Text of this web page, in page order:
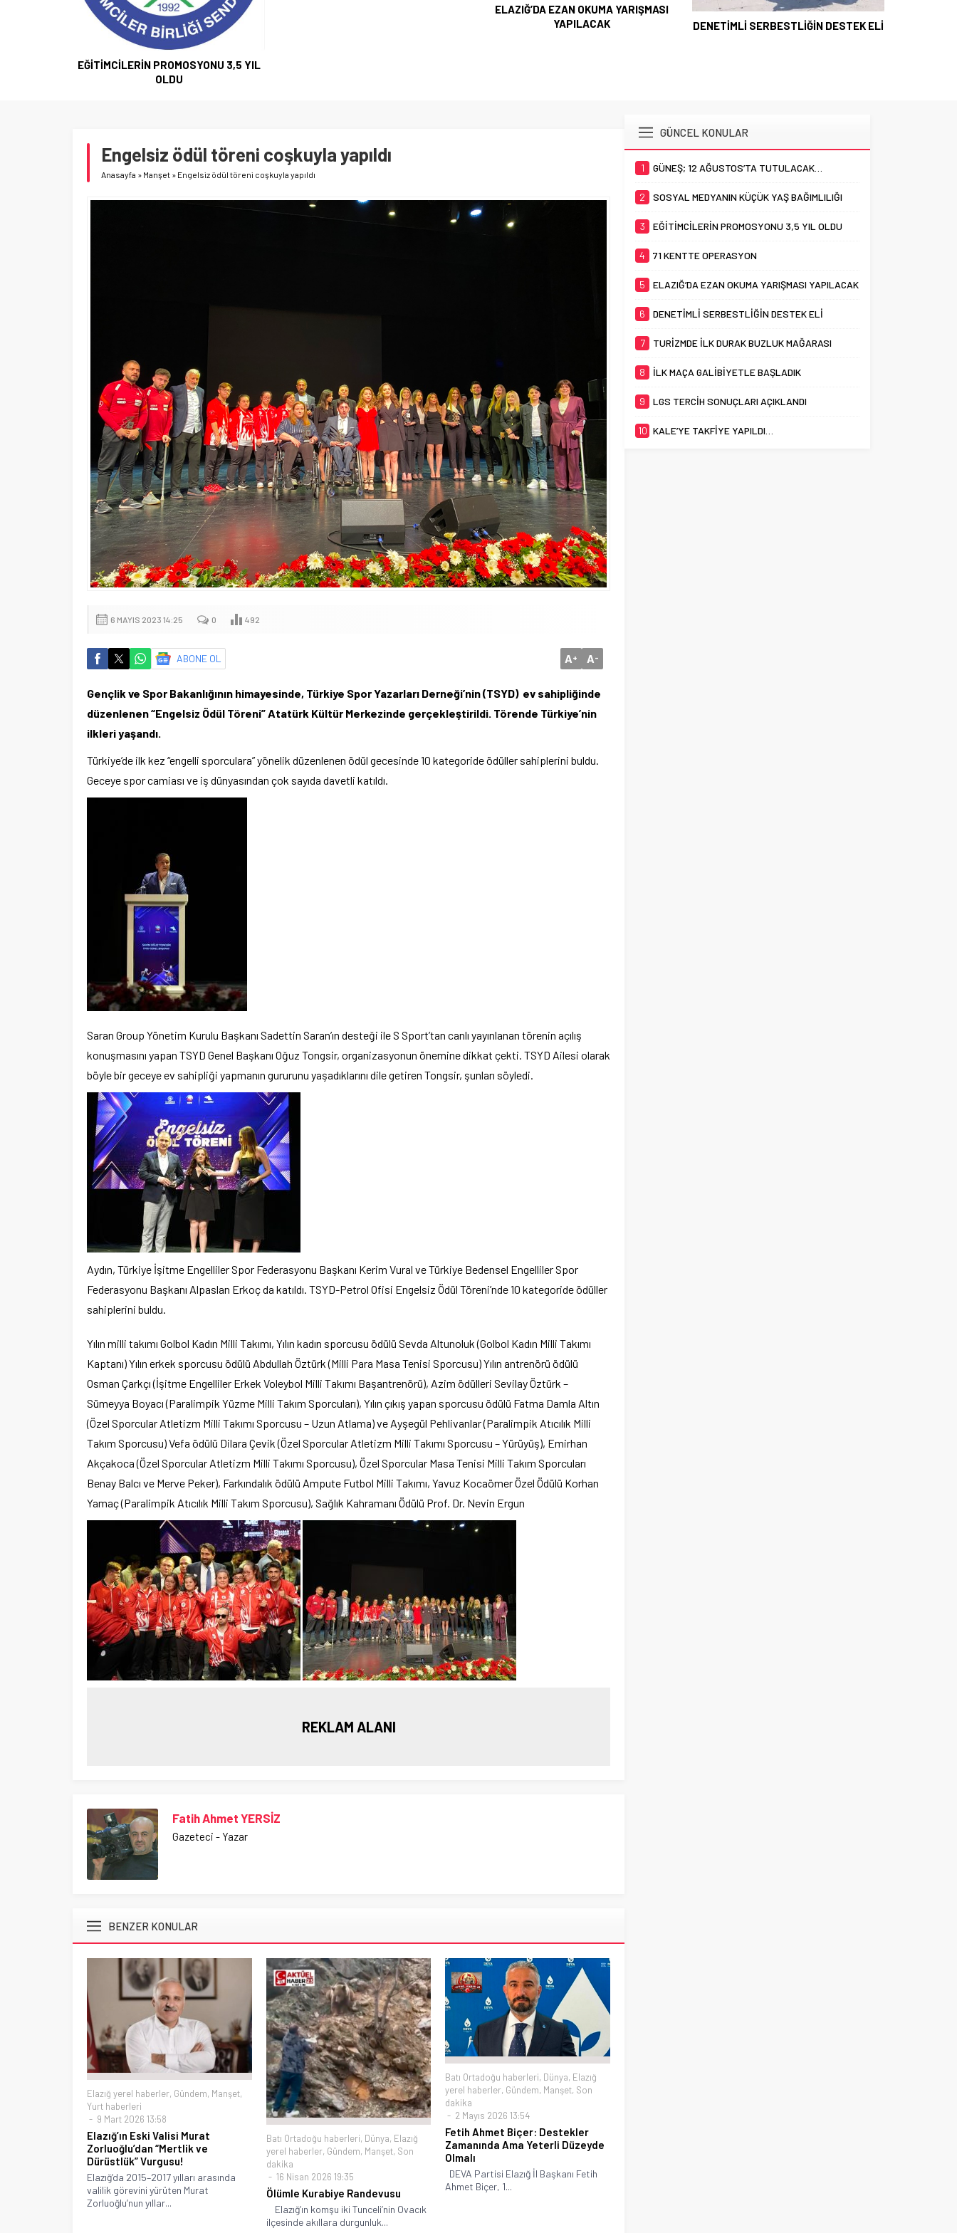
EĞİTİMCİLERİN PROMOSYONU 3,5 YIL
OLDU
ELAZIĞ’DA EZAN OKUMA YARIŞMASI
YAPILACAK
DENETİMLİ SERBESTLİĞİN DESTEK ELİ
Engelsiz ödül töreni coşkuyla yapıldı
Anasayfa » Manşet » Engelsiz ödül töreni coşkuyla yapıldı
6 MAYIS 2023 14:25 0 492
ABONE OL A+ A-
Gençlik ve Spor Bakanlığının himayesinde, Türkiye Spor Yazarları Derneği’nin (TSYD) ev sahipliğinde
düzenlenen “Engelsiz Ödül Töreni” Atatürk Kültür Merkezinde gerçekleştirildi. Törende Türkiye’nin
ilkleri yaşandı.
Türkiye’de ilk kez “engelli sporculara” yönelik düzenlenen ödül gecesinde 10 kategoride ödüller sahiplerini buldu.
Geceye spor camiası ve iş dünyasından çok sayıda davetli katıldı.
Saran Group Yönetim Kurulu Başkanı Sadettin Saran’ın desteği ile S Sport’tan canlı yayınlanan törenin açılış
konuşmasını yapan TSYD Genel Başkanı Oğuz Tongsir, organizasyonun önemine dikkat çekti. TSYD Ailesi olarak
böyle bir geceye ev sahipliği yapmanın gururunu yaşadıklarını dile getiren Tongsir, şunları söyledi.
Aydın, Türkiye İşitme Engelliler Spor Federasyonu Başkanı Kerim Vural ve Türkiye Bedensel Engelliler Spor
Federasyonu Başkanı Alpaslan Erkoç da katıldı. TSYD-Petrol Ofisi Engelsiz Ödül Töreni’nde 10 kategoride ödüller
sahiplerini buldu.
Yılın milli takımı Golbol Kadın Milli Takımı, Yılın kadın sporcusu ödülü Sevda Altunoluk (Golbol Kadın Milli Takımı
Kaptanı) Yılın erkek sporcusu ödülü Abdullah Öztürk (Milli Para Masa Tenisi Sporcusu) Yılın antrenörü ödülü
Osman Çarkçı (İşitme Engelliler Erkek Voleybol Milli Takımı Başantrenörü), Azim ödülleri Sevilay Öztürk –
Sümeyya Boyacı (Paralimpik Yüzme Milli Takım Sporcuları), Yılın çıkış yapan sporcusu ödülü Fatma Damla Altın
(Özel Sporcular Atletizm Milli Takımı Sporcusu – Uzun Atlama) ve Ayşegül Pehlivanlar (Paralimpik Atıcılık Milli
Takım Sporcusu) Vefa ödülü Dilara Çevik (Özel Sporcular Atletizm Milli Takımı Sporcusu – Yürüyüş), Emirhan
Akçakoca (Özel Sporcular Atletizm Milli Takımı Sporcusu), Özel Sporcular Masa Tenisi Milli Takım Sporcuları
Benay Balcı ve Merve Peker), Farkındalık ödülü Ampute Futbol Milli Takımı, Yavuz Kocaömer Özel Ödülü Korhan
Yamaç (Paralimpik Atıcılık Milli Takım Sporcusu), Sağlık Kahramanı Ödülü Prof. Dr. Nevin Ergun
REKLAM ALANI
Fatih Ahmet YERSİZ
Gazeteci - Yazar
BENZER KONULAR
Elazığ yerel haberler, Gündem, Manşet,
Yurt haberleri
9 Mart 2026 13:58
Elazığ’ın Eski Valisi Murat
Zorluoğlu’dan “Mertlik ve
Dürüstlük” Vurgusu!
Elazığ’da 2015–2017 yılları arasında
valilik görevini yürüten Murat
Zorluoğlu’nun yıllar...
Batı Ortadoğu haberleri, Dünya, Elazığ
yerel haberler, Gündem, Manşet, Son
dakika
16 Nisan 2026 19:35
Ölümle Kurabiye Randevusu
Elazığ’ın komşu iki Tunceli’nin Ovacık
ilçesinde akıllara durgunluk...
Batı Ortadoğu haberleri, Dünya, Elazığ
yerel haberler, Gündem, Manşet, Son
dakika
2 Mayıs 2026 13:54
Fetih Ahmet Biçer: Destekler
Zamanında Ama Yeterli Düzeyde
Olmalı
DEVA Partisi Elazığ İl Başkanı Fetih
Ahmet Biçer, 1...
GÜNCEL KONULAR
1 GÜNEŞ; 12 AĞUSTOS’TA TUTULACAK…
2 SOSYAL MEDYANIN KÜÇÜK YAŞ BAĞIMLILIĞI
3 EĞİTİMCİLERİN PROMOSYONU 3,5 YIL OLDU
4 71 KENTTE OPERASYON
5 ELAZIĞ’DA EZAN OKUMA YARIŞMASI YAPILACAK
6 DENETİMLİ SERBESTLİĞİN DESTEK ELİ
7 TURİZMDE İLK DURAK BUZLUK MAĞARASI
8 İLK MAÇA GALİBİYETLE BAŞLADIK
9 LGS TERCİH SONUÇLARI AÇIKLANDI
10 KALE’YE TAKFİYE YAPILDI…